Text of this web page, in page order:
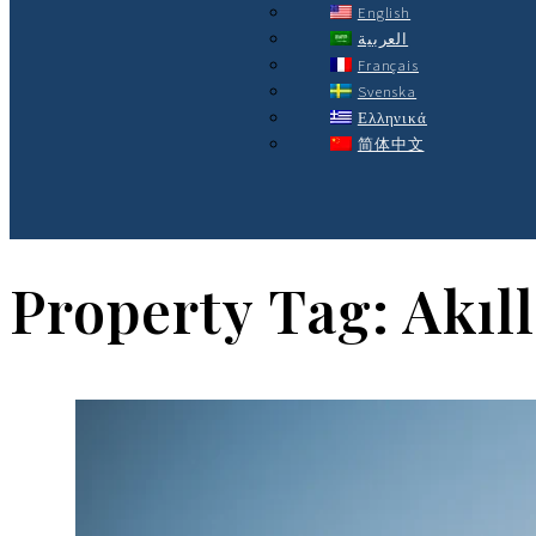
English
العربية
Français
Svenska
Ελληνικά
简体中文
Property Tag: